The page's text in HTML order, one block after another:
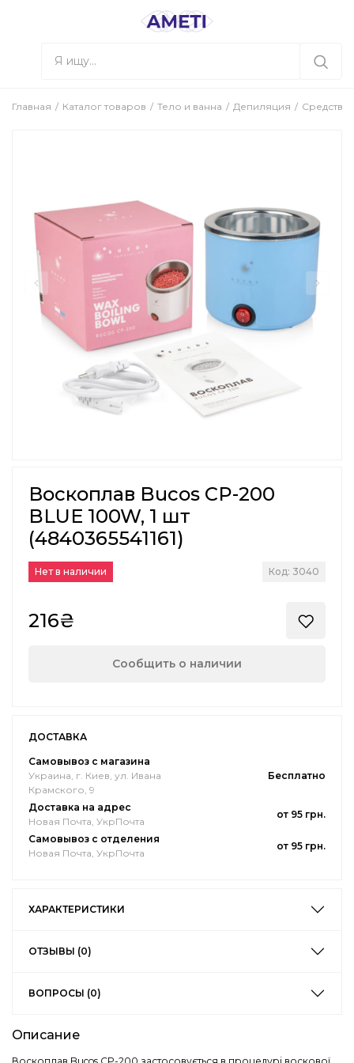
Главная Каталог товаров Тело и ванна Депиляция Средства
Воскоплав Bucos CP-200
BLUE 100W, 1 шт
(4840365541161)
Нет в наличии Код: 3040
216₴
Сообщить о наличии
ДОСТАВКА
Самовывоз с магазина
Украина, г. Киев, ул. Ивана
Крамского, 9
Бесплатно
Доставка на адрес
Новая Почта, УкрПочта
от 95 грн.
Самовывоз с отделения
Новая Почта, УкрПочта
от 95 грн.
ХАРАКТЕРИСТИКИ
ОТЗЫВЫ (0)
ВОПРОСЫ (0)
Описание